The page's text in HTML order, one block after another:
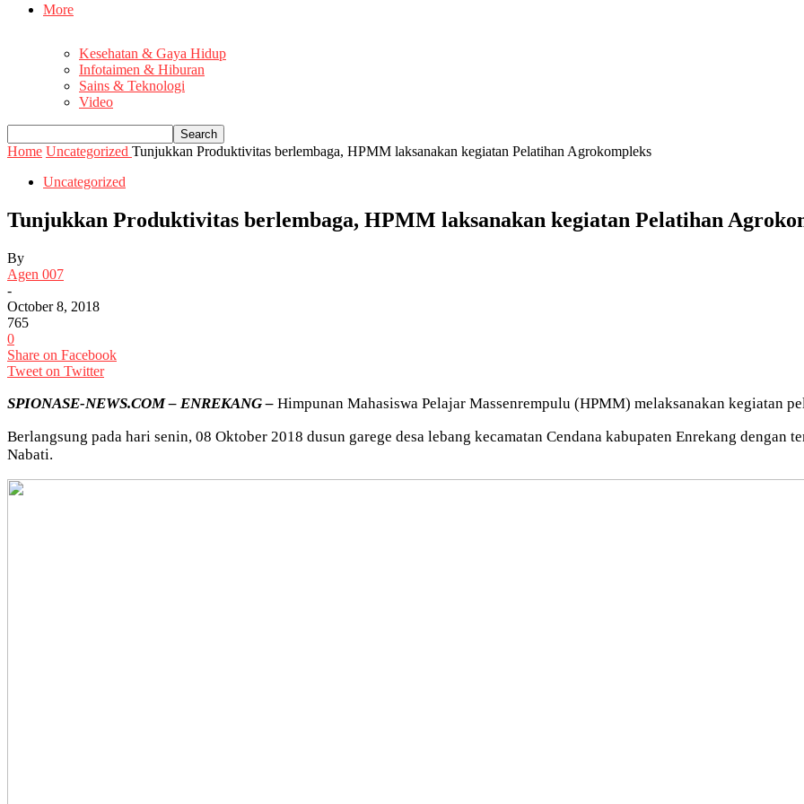
More
Kesehatan & Gaya Hidup
Infotaimen & Hiburan
Sains & Teknologi
Video
Home Uncategorized Tunjukkan Produktivitas berlembaga, HPMM laksanakan kegiatan Pelatihan Agrokompleks
Uncategorized
Tunjukkan Produktivitas berlembaga, HPMM laksanakan kegiatan Pelatihan
By
Agen 007
-
October 8, 2018
765
0
Share on Facebook
Tweet on Twitter
SPIONASE-NEWS.COM – ENREKANG – Himpunan Mahasiswa Pelajar Massenrempulu (HPMM) melaksanakan kegiatan
Berlangsung pada hari senin, 08 Oktober 2018 dusun garege desa lebang kecamatan Cendana kabupaten Enrekang dengan
Nabati.